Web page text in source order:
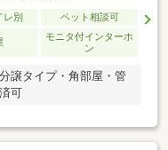
レ別 ペット相談可
モニタ付インターホ
ン
譲タイプ・角部屋・管
可